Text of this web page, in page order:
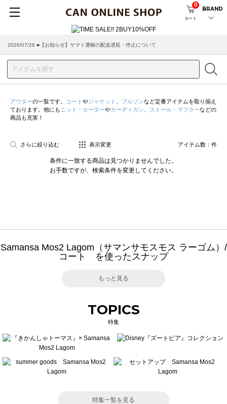
カート
0
BRAND
2026/07/29 ■【お知らせ】ヤマト運輸の配送遅延・停止について
アウターの一覧です。 コート やジャケット ブルゾンなど定番アイテムを取り揃え
ております。他にも ニット・セーターやカーディガン ストール・マフラーなどの
商品も充実！
さらに絞り込む 表示変更 アイテム数： 件
条件に一致する商品は見つかりませんでした。
お手数ですが、検索条件を変更してください。
Samansa Mos2 Lagom（サマンサモスモス ラーゴム）/
コート を使ったスナップ
もっと見る
TOPICS
特集
特集一覧を見る